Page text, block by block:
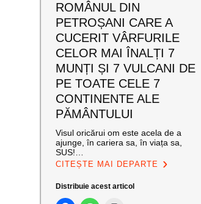
ROMÂNUL DIN
PETROȘANI CARE A
CUCERIT VÂRFURILE
CELOR MAI ÎNALȚI 7
MUNȚI ȘI 7 VULCANI DE
PE TOATE CELE 7
CONTINENTE ALE
PĂMÂNTULUI
Visul oricărui om este acela de a
ajunge, în cariera sa, în viața sa,
SUS!…
CITEȘTE MAI DEPARTE
Distribuie acest articol